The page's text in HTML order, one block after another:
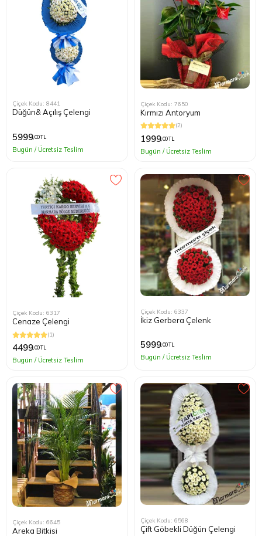
Çiçek Kodu: 8441
Düğün& Açılış Çelengi
5999,00 TL
Bugün / Ücretsiz Teslim
Çiçek Kodu: 7650
Kırmızı Antoryum
(2)
1999,00 TL
Bugün / Ücretsiz Teslim
Çiçek Kodu: 6317
Cenaze Çelengi
(1)
4499,00 TL
Bugün / Ücretsiz Teslim
Çiçek Kodu: 6337
İkiz Gerbera Çelenk
5999,00 TL
Bugün / Ücretsiz Teslim
Çiçek Kodu: 6645
Areka Bitkisi
Çiçek Kodu: 6568
Çift Göbekli Düğün Çelengi